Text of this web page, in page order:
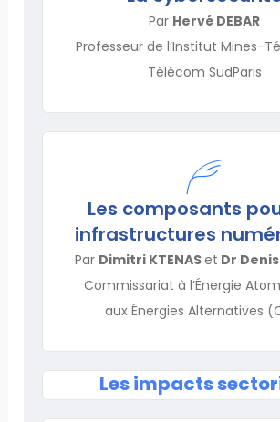
Par Hervé DEBAR
Professeur de l’Institut Mines-
Télécom SudParis
Les composants
infrastructures
Par Dimitri KTENASet Dr
Commissariat à l’Énergie
aux Énergies Alternatives
Les impacts